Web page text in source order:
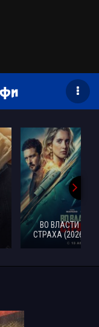
ВО ВЛАСТИ
СТРАХА (2026)